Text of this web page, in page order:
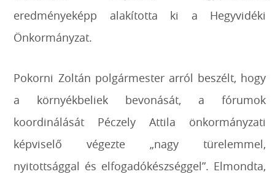
eredményeképp alakította ki a Hegyvidéki
Önkormányzat.
Pokorni Zoltán polgármester arról beszélt, hogy
a környékbeliek bevonását, a fórumok
koordinálását Péczely Attila önkormányzati
képviselő végezte „nagy türelemmel,
nyitottsággal és elfogadókészséggel”. Elmondta,